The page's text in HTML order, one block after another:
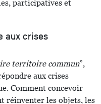
participatives et
aux crises
territoire commun”,
aux crises
Comment concevoir
réinventer les objets, les